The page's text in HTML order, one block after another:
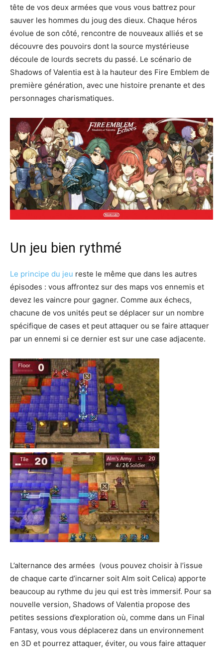
tête de vos deux armées que vous vous battrez pour
sauver les hommes du joug des dieux. Chaque héros
évolue de son côté, rencontre de nouveaux alliés et se
découvre des pouvoirs dont la source mystérieuse
découle de lourds secrets du passé. Le scénario de
Shadows of Valentia est à la hauteur des Fire Emblem de
première génération, avec une histoire prenante et des
personnages charismatiques.
Un jeu bien rythmé
Le principe du jeu reste le même que dans les autres
épisodes : vous affrontez sur des maps vos ennemis et
devez les vaincre pour gagner. Comme aux échecs,
chacune de vos unités peut se déplacer sur un nombre
spécifique de cases et peut attaquer ou se faire attaquer
par un ennemi si ce dernier est sur une case adjacente.
L’alternance des armées (vous pouvez choisir à l’issue
de chaque carte d’incarner soit Alm soit Celica) apporte
beaucoup au rythme du jeu qui est très immersif. Pour sa
nouvelle version, Shadows of Valentia propose des
petites sessions d’exploration où, comme dans un Final
Fantasy, vous vous déplacerez dans un environnement
en 3D et pourrez attaquer, éviter, ou vous faire attaquer